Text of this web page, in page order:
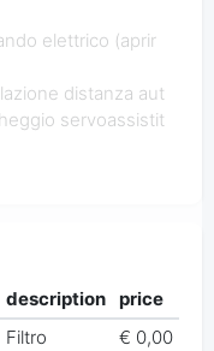
elettrico (aprir
distanza aut
servoassistit
description price
Filtro
€ 0,00